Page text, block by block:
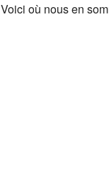
Voici où nous en